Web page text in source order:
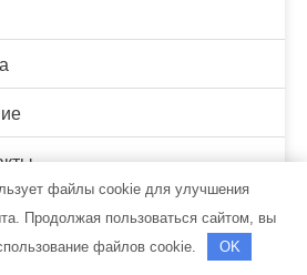
файлы cookie для улучшения
Продолжая пользоваться сайтом, вы
файлов cookie.
OK